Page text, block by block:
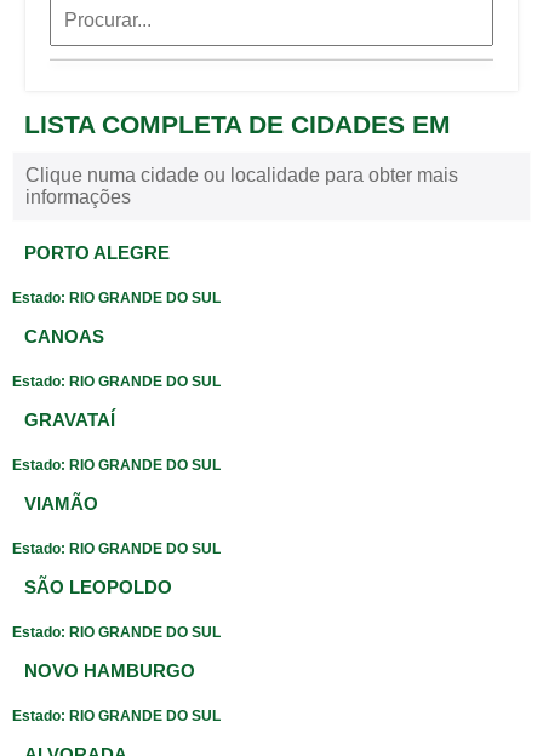
LISTA COMPLETA DE CIDADES EM
Clique numa cidade ou localidade para obter mais
informações
PORTO ALEGRE
Estado: RIO GRANDE DO SUL
CANOAS
Estado: RIO GRANDE DO SUL
GRAVATAÍ
Estado: RIO GRANDE DO SUL
VIAMÃO
Estado: RIO GRANDE DO SUL
SÃO LEOPOLDO
Estado: RIO GRANDE DO SUL
NOVO HAMBURGO
Estado: RIO GRANDE DO SUL